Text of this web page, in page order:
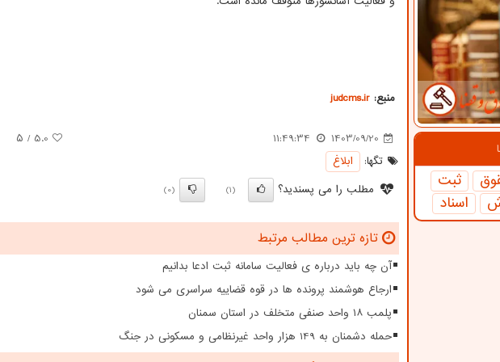
ثبت
اسناد
منبع: judcms.ir
1403/09/20
11:49:34
5.0 / ۵
تگها:
ابلاغ
مطلب را می پسندید؟
(1)
(0)
تازه ترین مطالب مرتبط
آن چه باید درباره ی فعالیت سامانه ثبت ادعا بدانیم
ارجاع هوشمند پرونده ها در قوه قضاییه سراسری می شود
پلمب ۱۸ واحد صنفی متخلف در استان سمنان
حمله دشمنان به 149 هزار واحد غیرنظامی و مسکونی در جنگ